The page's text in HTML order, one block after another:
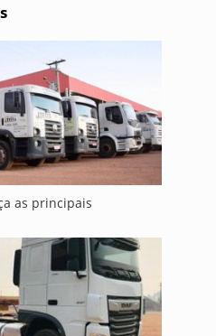
as principais